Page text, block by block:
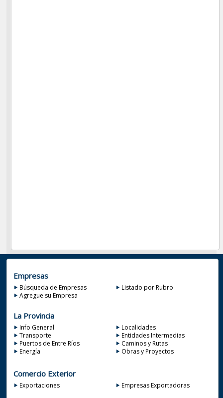
Empresas
Búsqueda de Empresas
Listado por Rubro
Agregue su Empresa
La Provincia
Info General
Localidades
Transporte
Entidades Intermedias
Puertos de Entre Ríos
Caminos y Rutas
Energía
Obras y Proyectos
Comercio Exterior
Exportaciones Empresas Exportadoras